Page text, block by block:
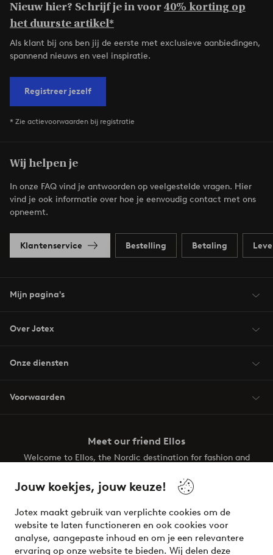
Jouw koekjes, jouw keuze!
Jotex maakt gebruik van verplichte cookies om de
website te laten functioneren en ook cookies voor
analyse, aangepaste inhoud en om je een relevantere
ervaring op onze website te bieden. Wij delen deze
Nieuw hier? Schrijf je in voor40% korting op
het duurste artikel*
Als klant bij ons ben jij de eerste met exclusieve aanbiedingen,
spannend nieuws en veel inspiratie.
Registreer jezelf
* Zie actievoorwaarden bij registratie
Wij helpen je
In onze FAQ vind je antwoorden op veelgestelde vragen. Hier
vind je ook informatie over hoe je eenvoudig contact met ons
opneemt.
Klantenservice Bestelling Betaling
Mijn pagina's
Over Jotex
Onze diensten
Voorwaarden
Meet our friend Ellos
Welcome to Ellos, the Nordic destination for fashion and
your wardrobe. Your next inspiring look is here!